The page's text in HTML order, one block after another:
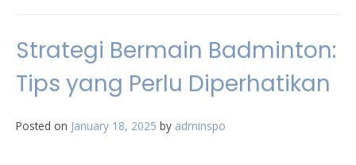
Strategi Bermain Badminton:
Tips yang Perlu Diperhatikan
Posted on January 18, 2025 by adminspo